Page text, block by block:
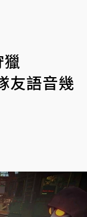
友語音幾